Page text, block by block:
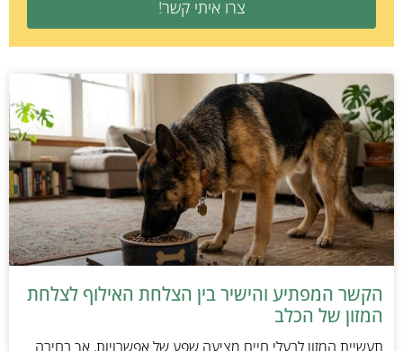
צרו איתי קשר!
הקשר המפתיע והישיר בין הצלחת האילוף לצלחת
המזון של הכלב
תעשיית המזון לבעלי חיים מציעה שפע של אפשרויות, אך בחירה